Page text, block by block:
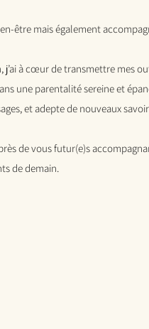
être mais également
j’ai à cœur de transmettre mes
une parentalité sereine et
et adepte de nouveaux
de vous futur(e)s
de demain.